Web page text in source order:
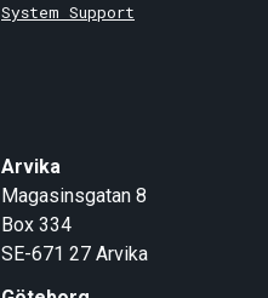
System Support
Arvika
Magasinsgatan 8
Box 334
SE-671 27 Arvika